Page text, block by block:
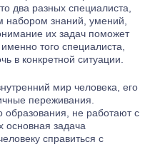
два разных специалиста,
набором знаний, умений,
их задач поможет
того специалиста,
в конкретной ситуации.
мир человека, его
переживания.
образования, не работают с
задача
справиться с